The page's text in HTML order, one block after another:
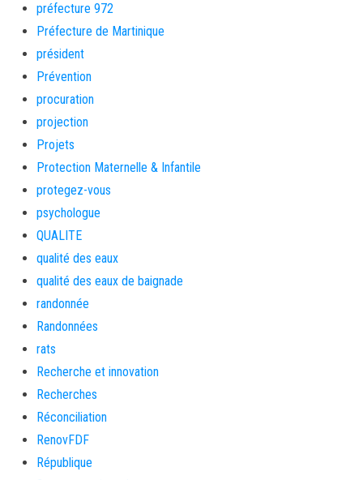
préfecture 972
Préfecture de Martinique
président
Prévention
procuration
projection
Projets
Protection Maternelle & Infantile
protegez-vous
psychologue
QUALITE
qualité des eaux
qualité des eaux de baignade
randonnée
Randonnées
rats
Recherche et innovation
Recherches
Réconciliation
RenovFDF
République